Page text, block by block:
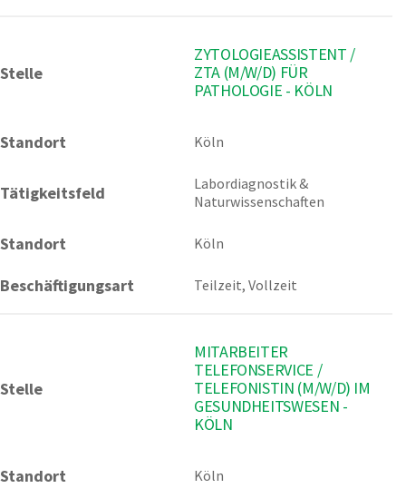
Stelle
ZYTOLOGIEASSISTENT /
ZTA (M/W/D) FÜR
PATHOLOGIE - KÖLN
Standort Köln
Tätigkeitsfeld
Labordiagnostik &
Naturwissenschaften
Standort Köln
Beschäftigungsart Teilzeit, Vollzeit
Stelle
MITARBEITER
TELEFONSERVICE /
TELEFONISTIN (M/W/D) IM
GESUNDHEITSWESEN -
KÖLN
Standort Köln